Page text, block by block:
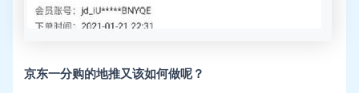
京东一分购的地推又该如何做呢？